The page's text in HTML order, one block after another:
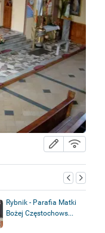
Rybnik - Parafia Matki
Bożej Częstochows...